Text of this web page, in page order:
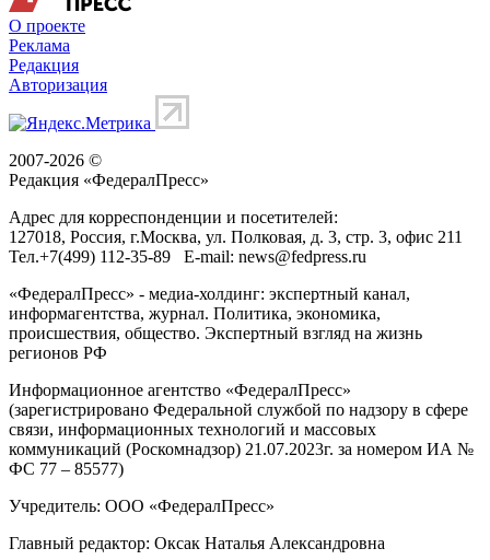
О проекте
Реклама
Редакция
Авторизация
2007-2026 ©
Редакция «ФедералПресс»
Адрес для корреспонденции и посетителей:
127018, Россия, г.Москва, ул. Полковая, д. 3, стр. 3, офис 211
Тел.+7(499) 112-35-89 E-mail: news@fedpress.ru
«ФедералПресс» - медиа-холдинг: экспертный канал,
информагентства, журнал. Политика, экономика,
происшествия, общество. Экспертный взгляд на жизнь
регионов РФ
Информационное агентство «ФедералПресс»
(зарегистрировано Федеральной службой по надзору в сфере
связи, информационных технологий и массовых
коммуникаций (Роскомнадзор) 21.07.2023г. за номером ИА №
ФС 77 – 85577)
Учредитель: ООО «ФедералПресс»
Главный редактор: Оксак Наталья Александровна